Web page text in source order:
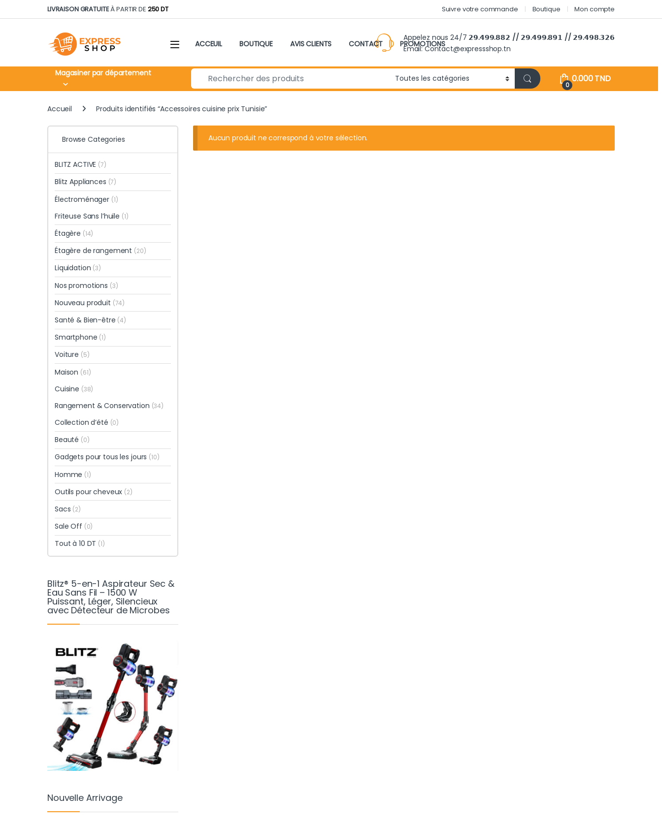
Skip to navigation
Skip to contentLIVRAISON GRATUITEÀ PARTIR DE 250 DT Suivre votre commande Boutique Mon compte
ACCEUIL BOUTIQUE AVIS CLIENTS CONTACT PROMOTIONS
Appelez nous 24/7 𝟮𝟵.𝟰𝟵𝟵.𝟴𝟴𝟮 // 𝟮𝟵.𝟰𝟵𝟵.𝟴𝟵𝟭 // 𝟮𝟵.𝟰𝟵𝟴.𝟯𝟮𝟲
Email: Contact@expressshop.tn
Magasiner par département Search for:
0
0.000TND
Accueil Produits identifiés “Accessoires cuisine prix Tunisie”
Aucun produit ne correspond à votre sélection.
Browse Categories
BLITZ ACTIVE (7)
Blitz Appliances (7)
Électroménager (1)
Friteuse Sans l’huile (1)
Étagère (14)
Étagère de rangement (20)
Liquidation (3)
Nos promotions (3)
Nouveau produit (74)
Santé & Bien-être (4)
Smartphone (1)
Voiture (5)
Maison (61)
Cuisine (38)
Rangement & Conservation (34)
Collection d’été (0)
Beauté (0)
Gadgets pour tous les jours (10)
Homme (1)
Outils pour cheveux (2)
Sacs (2)
Sale Off (0)
Tout à 10 DT (1)
Blitz® 5-en-1 Aspirateur Sec &
Eau Sans Fil – 1500 W
Puissant, Léger, Silencieux
avec Détecteur de Microbes
Nouvelle Arrivage